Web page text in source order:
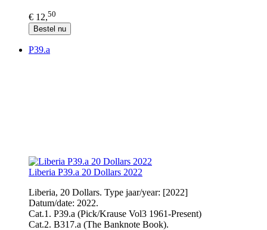
€ 12,50
Bestel nu
P39.a
Liberia P39.a 20 Dollars 2022
Liberia, 20 Dollars. Type jaar/year: [2022]
Datum/date: 2022.
Cat.1. P39.a (Pick/Krause Vol3 1961-Present)
Cat.2. B317.a (The Banknote Book).